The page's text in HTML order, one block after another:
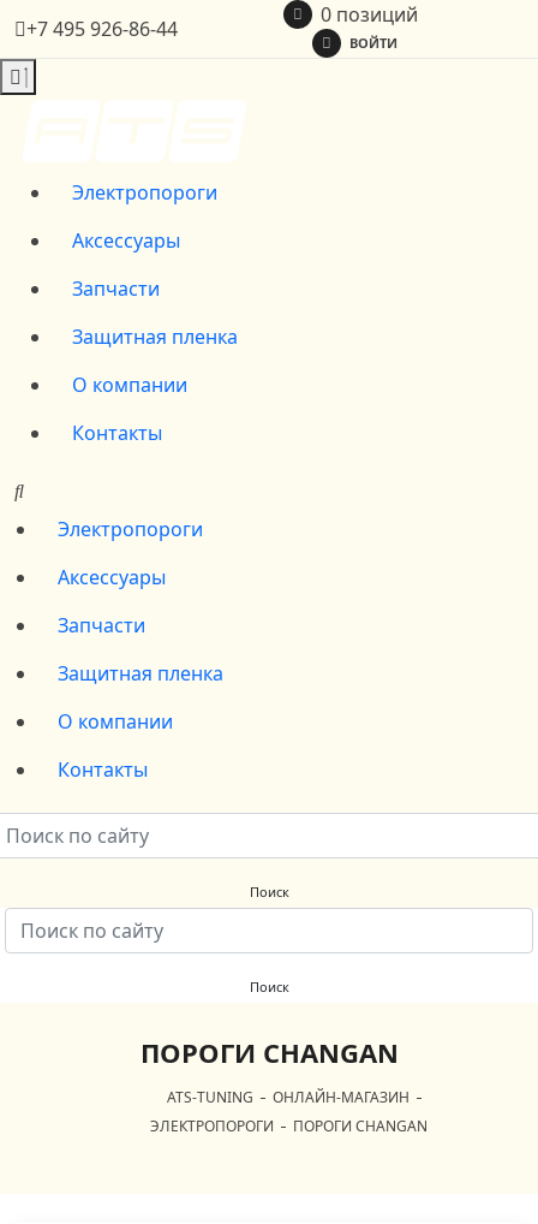
+7 495 926-86-44
0 позиций
ВОЙТИ
Электропороги
Аксессуары
Запчасти
Защитная пленка
О компании
Контакты
Электропороги
Аксессуары
Запчасти
Защитная пленка
О компании
Контакты
ПОРОГИ CHANGAN
ATS-TUNING
ОНЛАЙН-МАГАЗИН
ЭЛЕКТРОПОРОГИ
ПОРОГИ CHANGAN